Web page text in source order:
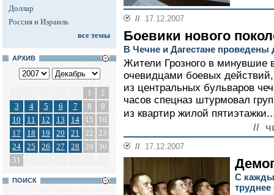
Доллар
Россия и Израиль
все темы
АРХИВ
1
2
3
4 5 6 7 8
9
10
11 12 13 14 15
16
17
18 19 20 21 22 23
24
25 26 27 28 29
30
31
ПОИСК
// 17.12.2007
Боевики нового
В Чечне и Дагестане проведены
Жители Грозного в минувшие
очевидцами боевых
из центральных бульваров
часов спецназ штурмовал
из квартир жилой
//
// 17.12.2007
С